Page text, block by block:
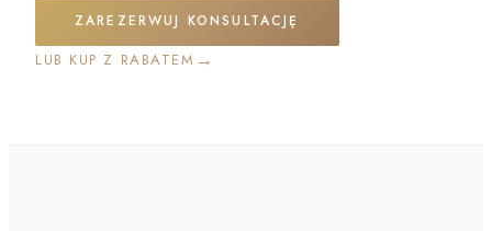
ZAREZERWUJ KONSULTACJĘ
LUB KUP Z RABATEM →